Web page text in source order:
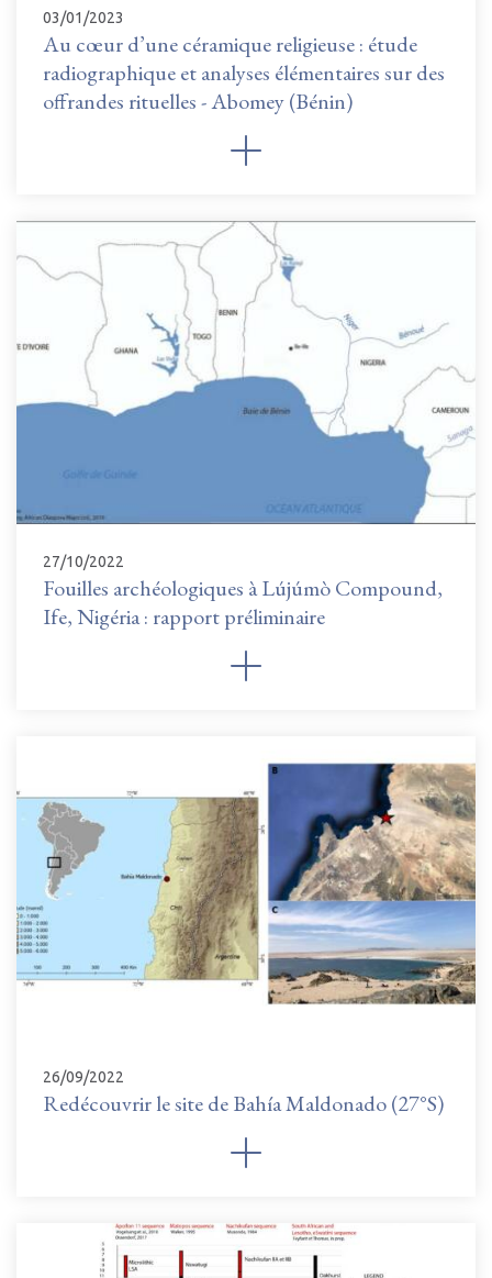
03/01/2023
Au cœur d’une céramique religieuse : étude
radiographique et analyses élémentaires sur des
offrandes rituelles - Abomey (Bénin)
27/10/2022
Fouilles archéologiques à Lújúmò Compound,
Ife, Nigéria : rapport préliminaire
26/09/2022
Redécouvrir le site de Bahía Maldonado (27°S)